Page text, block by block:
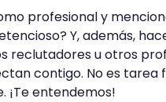
profesional y
Y, además,
reclutadores u otros
contigo. No es tarea
¡Te entendemos!